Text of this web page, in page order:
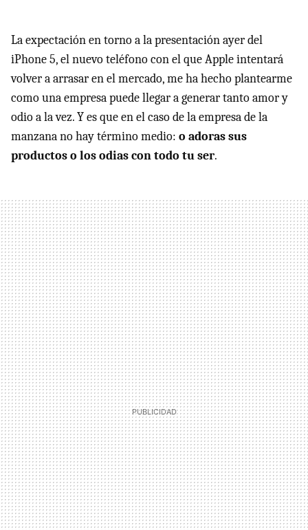
La expectación en torno a la presentación ayer del
iPhone 5, el nuevo teléfono con el que Apple intentará
volver a arrasar en el mercado, me ha hecho plantearme
como una empresa puede llegar a generar tanto amor y
odio a la vez. Y es que en el caso de la empresa de la
manzana no hay término medio: o adoras sus
productos o los odias con todo tu ser.